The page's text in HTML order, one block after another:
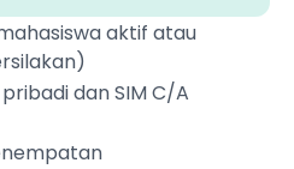
aktif atau
dan SIM C/A